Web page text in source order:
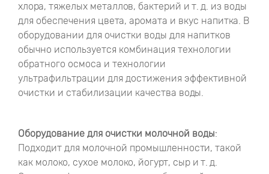
хлора, тяжелых металлов, бактерий и т. д. из воды
для обеспечения цвета, аромата и вкус напитка. В
оборудовании для очистки воды для напитков
обычно используется комбинация технологии
обратного осмоса и технологии
ультрафильтрации для достижения эффективной
очистки и стабилизации качества воды.
Оборудование для очистки молочной воды:
Подходит для молочной промышленности, такой
как молоко, сухое молоко, йогурт, сыр и т. д.